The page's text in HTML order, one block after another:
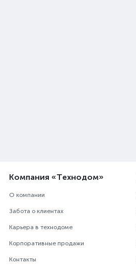
Компания «Технодом»
О компании
Забота о клиентах
Карьера в технодоме
Корпоративные продажи
Контакты